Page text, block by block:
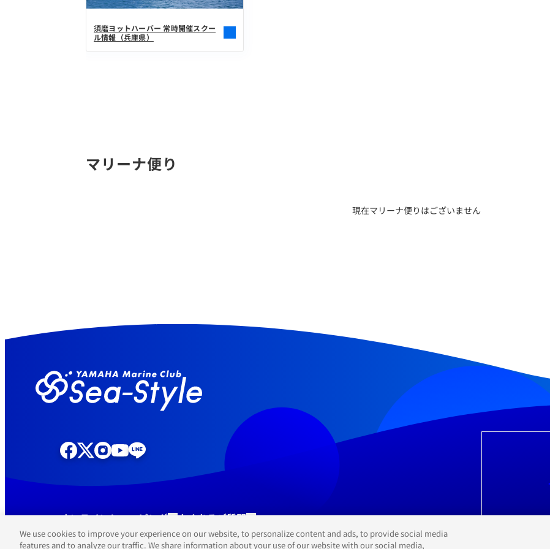
須磨ヨットハーバー 常時開催スクー
ル情報（兵庫県）
マリーナ便り
現在マリーナ便りはございません
オンラインショッピング
よくあるご質問
We use cookies to improve your experience on our website, to personalize content and ads, to provide social media
features and to analyze our traffic. We share information about your use of our website with our social media,